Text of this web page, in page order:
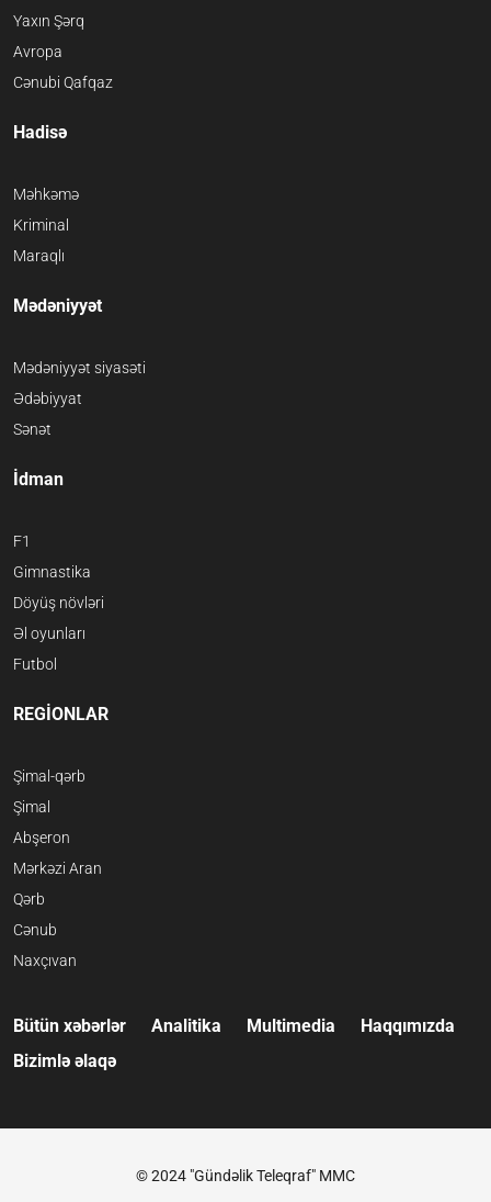
Yaxın Şərq
Avropa
Cənubi Qafqaz
Hadisə
Məhkəmə
Kriminal
Maraqlı
Mədəniyyət
Mədəniyyət siyasəti
Ədəbiyyat
Sənət
İdman
F1
Gimnastika
Döyüş növləri
Əl oyunları
Futbol
REGİONLAR
Şimal-qərb
Şimal
Abşeron
Mərkəzi Aran
Qərb
Cənub
Naxçıvan
Bütün xəbərlər Analitika Multimedia
Haqqımızda
Bizimlə əlaqə
© 2024 "Gündəlik Teleqraf" MMC